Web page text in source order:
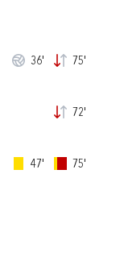
36' 75'
72'
47' 75'